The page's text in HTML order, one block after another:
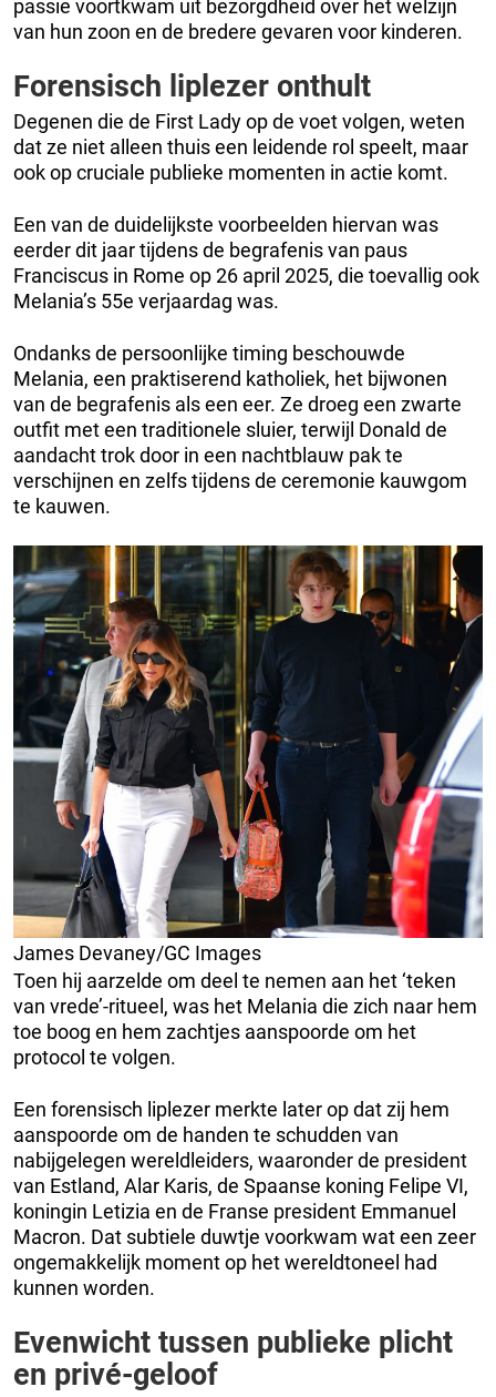
passie voortkwam uit bezorgdheid over het welzijn
van hun zoon en de bredere gevaren voor kinderen.
Forensisch liplezer onthult
Degenen die de First Lady op de voet volgen, weten
dat ze niet alleen thuis een leidende rol speelt, maar
ook op cruciale publieke momenten in actie komt.
Een van de duidelijkste voorbeelden hiervan was
eerder dit jaar tijdens de begrafenis van paus
Franciscus in Rome op 26 april 2025, die toevallig ook
Melania’s 55e verjaardag was.
Ondanks de persoonlijke timing beschouwde
Melania, een praktiserend katholiek, het bijwonen
van de begrafenis als een eer. Ze droeg een zwarte
outfit met een traditionele sluier, terwijl Donald de
aandacht trok door in een nachtblauw pak te
verschijnen en zelfs tijdens de ceremonie kauwgom
te kauwen.
James Devaney/GC Images
Toen hij aarzelde om deel te nemen aan het ‘teken
van vrede’-ritueel, was het Melania die zich naar hem
toe boog en hem zachtjes aanspoorde om het
protocol te volgen.
Een forensisch liplezer merkte later op dat zij hem
aanspoorde om de handen te schudden van
nabijgelegen wereldleiders, waaronder de president
van Estland, Alar Karis, de Spaanse koning Felipe VI,
koningin Letizia en de Franse president Emmanuel
Macron. Dat subtiele duwtje voorkwam wat een zeer
ongemakkelijk moment op het wereldtoneel had
kunnen worden.
Evenwicht tussen publieke plicht
en privé-geloof